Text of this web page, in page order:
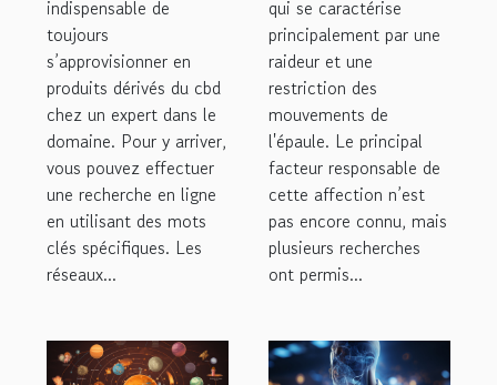
indispensable de
toujours
s’approvisionner en
produits dérivés du cbd
chez un expert dans le
domaine. Pour y arriver,
vous pouvez effectuer
une recherche en ligne
en utilisant des mots
clés spécifiques. Les
réseaux...
qui se caractérise
principalement par une
raideur et une
restriction des
mouvements de
l'épaule. Le principal
facteur responsable de
cette affection n’est
pas encore connu, mais
plusieurs recherches
ont permis...